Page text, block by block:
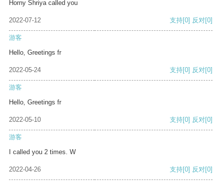
Horny Shriya called you
2022-07-12 支持[0] 反对[0]
游客
Hello, Greetings fr
2022-05-24 支持[0] 反对[0]
游客
Hello, Greetings fr
2022-05-10 支持[0] 反对[0]
游客
I called you 2 times. W
2022-04-26 支持[0] 反对[0]